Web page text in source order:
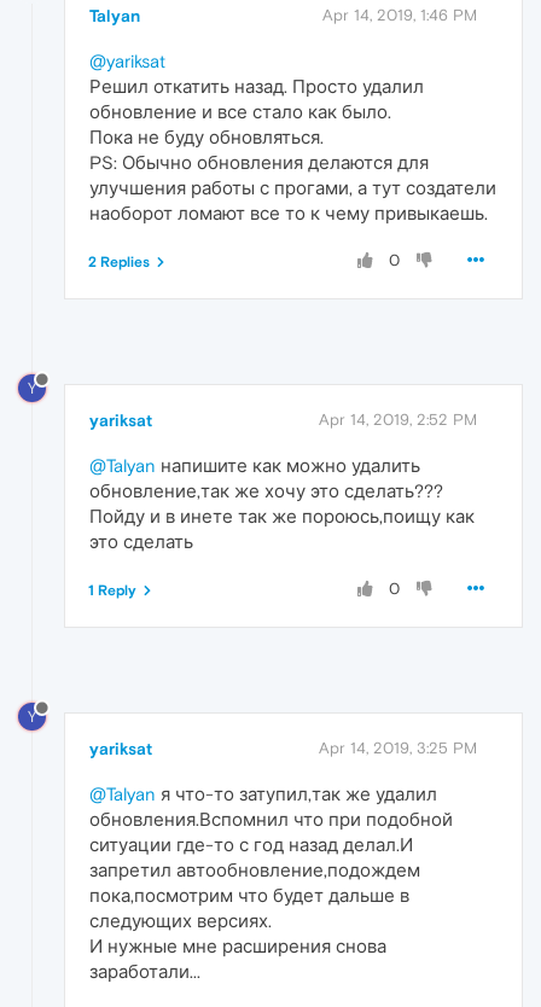
Talyan Apr 14, 2019, 1:46 PM
@yariksat
Решил откатить назад. Просто удалил
обновление и все стало как было.
Пока не буду обновляться.
PS: Обычно обновления делаются для
улучшения работы с прогами, а тут создатели
наоборот ломают все то к чему привыкаешь.
0
2 Replies
Y
yariksat Apr 14, 2019, 2:52 PM
@Talyan напишите как можно удалить
обновление,так же хочу это сделать???
Пойду и в инете так же пороюсь,поищу как
это сделать
0
1 Reply
Y
yariksat Apr 14, 2019, 3:25 PM
@Talyan я что-то затупил,так же удалил
обновления.Вспомнил что при подобной
ситуации где-то с год назад делал.И
запретил автообновление,подождем
пока,посмотрим что будет дальше в
следующих версиях.
И нужные мне расширения снова
заработали...